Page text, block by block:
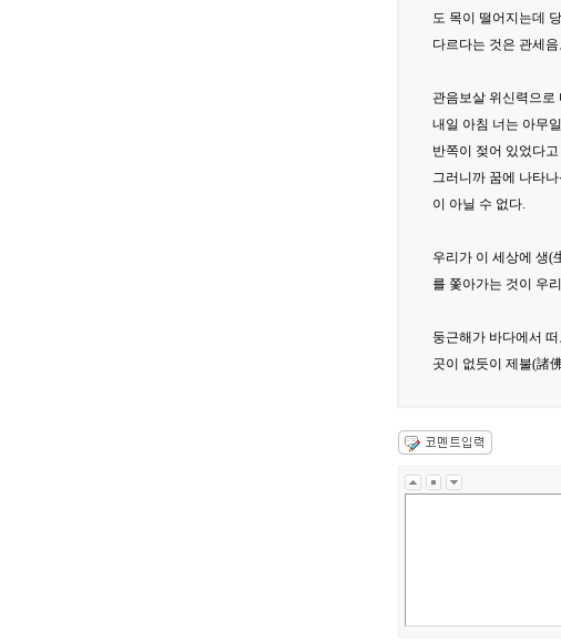
도 목이 떨어지는데
다르다는 것은 관세
관음보살 위신력으로
내일 아침 너는 아무
반쪽이 젖어 있었다고
그러니까 꿈에 나타
이 아닐 수 없다.
우리가 이 세상에 생(
를 쫓아가는 것이 우
둥근해가 바다에서
곳이 없듯이 제불(諸